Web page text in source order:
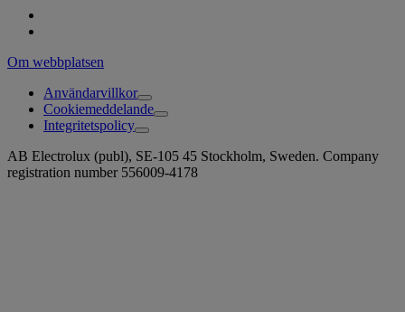
Om webbplatsen
Användarvillkor
Cookiemeddelande
Integritetspolicy
AB Electrolux (publ), SE-105 45 Stockholm, Sweden. Company
registration number 556009-4178